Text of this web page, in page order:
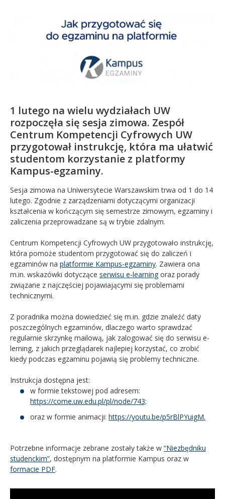
1 lutego na wielu wydziałach UW
rozpoczęła się sesja zimowa. Zespół
Centrum Kompetencji Cyfrowych UW
przygotował instrukcję, która ma ułatwić
studentom korzystanie z platformy
Kampus-egzaminy.
Sesja zimowa na Uniwersytecie Warszawskim trwa od 1 do 14
lutego. Zgodnie z zarządzeniami dotyczącymi organizacji
kształcenia w kończącym się semestrze zimowym, egzaminy i
zaliczenia przeprowadzane są w trybie zdalnym.
Centrum Kompetencji Cyfrowych UW przygotowało instrukcję,
która pomoże studentom przygotować się do zaliczeń i
egzaminów na platformie Kampus-egzaminy. Zawiera ona
m.in. wskazówki dotyczące serwisu e-learningoraz porady
związane z najczęściej pojawiającymi się problemami
technicznymi.
Z poradnika można dowiedzieć się m.in. gdzie znaleźć daty
poszczególnych egzaminów, dlaczego warto sprawdzać
regularnie skrzynkę mailową, jak zalogować się do serwisu e-
lerning, z jakich przeglądarek najlepiej korzystać, co zrobić
kiedy podczas egzaminu pojawią się problemy techniczne.
Instrukcja dostępna jest:
w formie tekstowej pod adresem:
https://come.uw.edu.pl/pl/node/743;
oraz w formie animacji: https://youtu.be/p5rBlPYuigM.
Potrzebne informacje zebrane zostały także w “Niezbędniku
studenckim”, dostępnym na platformie Kampus oraz w
formacie PDF.